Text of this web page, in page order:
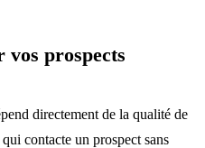
prospects
directement de la qualité de
contacte un prospect sans